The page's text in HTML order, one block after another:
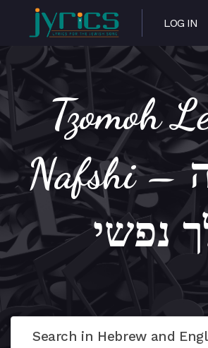
LOG IN
Tzomoh
Nafshi – צמאה
נפשי
Search in Hebrew and